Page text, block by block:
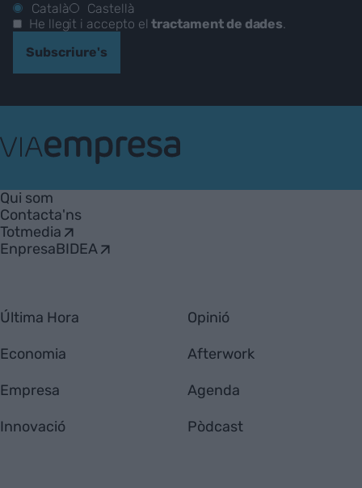
Català
Castellà
He llegit i accepto eltractament de dades.
Subscriure's
Empresa
Qui som
Contacta'ns
Totmedia
EnpresaBIDEA
Última Hora
Economia
Empresa
Innovació
Opinió
Afterwork
Agenda
Pòdcast